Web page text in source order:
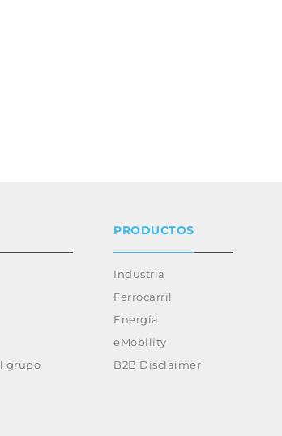
grupo
PRODUCTOS
Industria
Ferrocarril
Energía
eMobility
B2B Disclaimer